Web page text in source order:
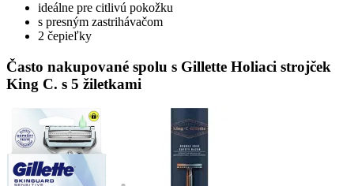
ideálne pre citlivú pokožku
s presným zastrihávačom
2 čepieľky
Často nakupované spolu s Gillette Holiaci strojček
King C. s 5 žiletkami